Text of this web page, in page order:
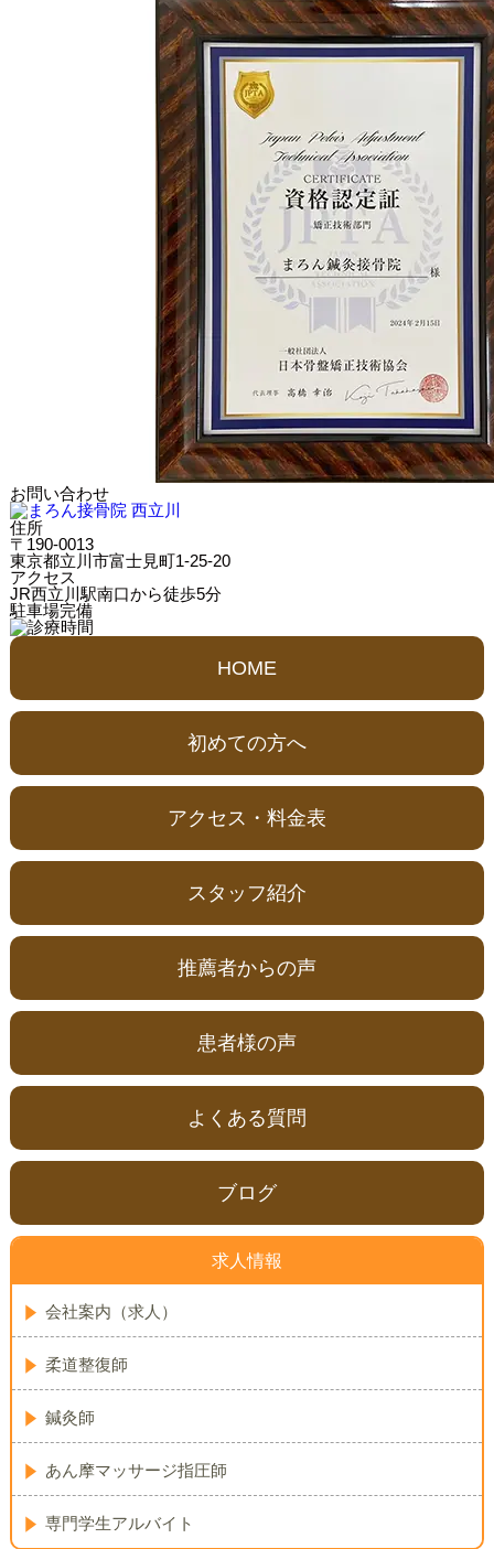
お問い合わせ
住所
〒190-0013
東京都立川市富士見町1-25-20
アクセス
JR西立川駅南口から徒歩5分
駐車場完備
HOME
初めての方へ
アクセス・料金表
スタッフ紹介
推薦者からの声
患者様の声
よくある質問
ブログ
求人情報
会社案内（求人）
柔道整復師
鍼灸師
あん摩マッサージ指圧師
専門学生アルバイト